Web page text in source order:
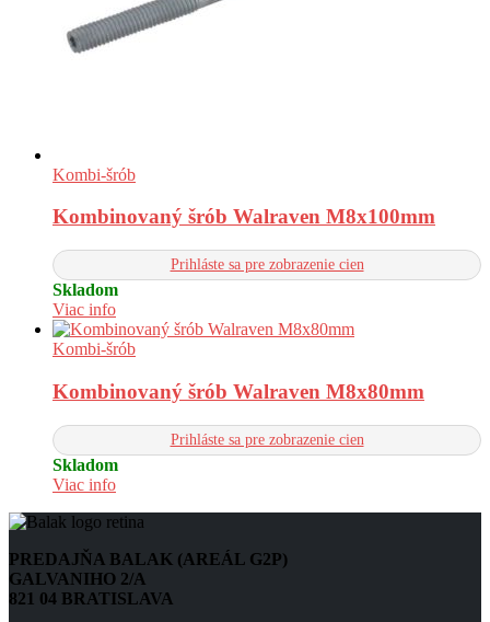
Kombi-šrób
Kombinovaný šrób Walraven M8x100mm
Prihláste sa pre zobrazenie cien
Skladom
Viac info
Kombi-šrób
Kombinovaný šrób Walraven M8x80mm
Prihláste sa pre zobrazenie cien
Skladom
Viac info
PREDAJŇA BALAK (AREÁL G2P)
GALVANIHO 2/A
821 04 BRATISLAVA